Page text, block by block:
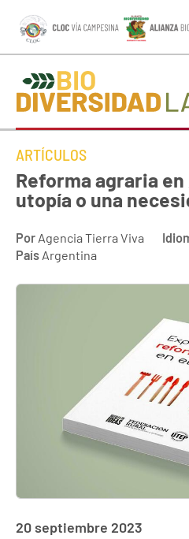
ARTÍCULOS
Reforma agraria
utopía o una
Por Agencia Tierra Viva
País Argentina
20 septiembre 2023